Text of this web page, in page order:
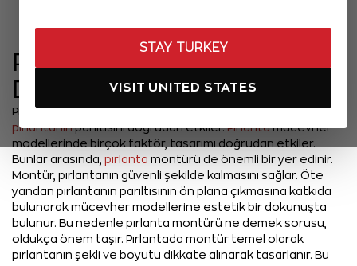
STAY TURKEY
VISIT UNITED STATES
Pırlanta Montürü Ne
Demek?
Pırlanta montürü,
pırlantanınparıltısını doğrudan etkiler.Pırlantamücevher
modellerinde birçok faktör, tasarımı doğrudan etkiler.
Bunlar arasında, pırlanta montürü de önemli bir yer edinir.
Montür, pırlantanın güvenli şekilde kalmasını sağlar. Öte
yandan pırlantanın parıltısının ön plana çıkmasına katkıda
bulunarak mücevher modellerine estetik bir dokunuşta
bulunur. Bu nedenle pırlanta montürü ne demek sorusu,
oldukça önem taşır. Pırlantada montür temel olarak
pırlantanın şekli ve boyutu dikkate alınarak tasarlanır. Bu